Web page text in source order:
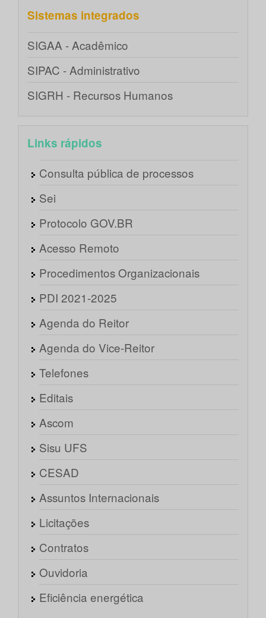
Sistemas integrados
SIGAA - Acadêmico
SIPAC - Administrativo
SIGRH - Recursos Humanos
Links rápidos
Consulta pública de processos
Sei
Protocolo GOV.BR
Acesso Remoto
Procedimentos Organizacionais
PDI 2021-2025
Agenda do Reitor
Agenda do Vice-Reitor
Telefones
Editais
Ascom
Sisu UFS
CESAD
Assuntos Internacionais
Licitações
Contratos
Ouvidoria
Eficiência energética